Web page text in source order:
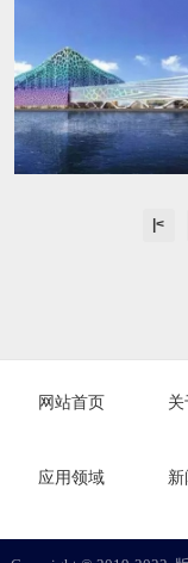
|<
网站首页 关
应用领域